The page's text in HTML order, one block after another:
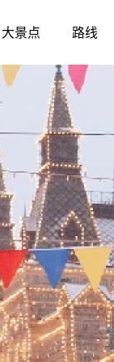
景点 路线